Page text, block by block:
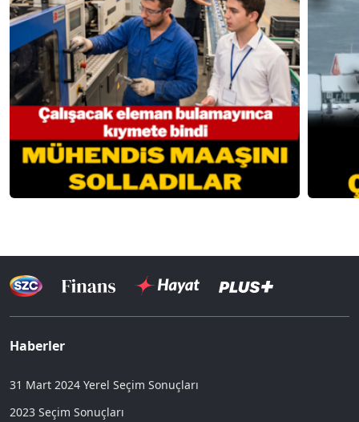
Haberler
31 Mart 2024 Yerel Seçim Sonuçları
2023 Seçim Sonuçları